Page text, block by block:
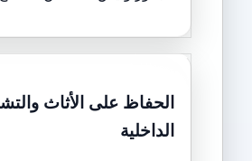
الحفاظ على الأثاث
الداخلية